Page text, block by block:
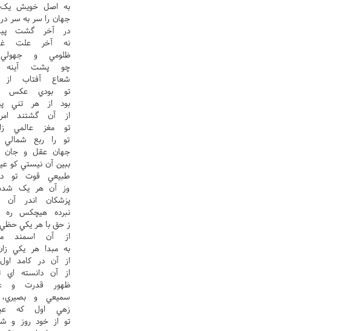
به اصل خويش يک
جهان را سر به سر
در آخر گشت
نه آخر علت
ظلومي و
چو پشت آينه
شعاع آفتاب از
تو بودي عکس
بود از هر تني
از آن گشتند
تو مغز عالمي
تو را ربع
جهان عقل و جان
ببين آن نيستي کو
طبيعي قوت تو
وز آن هر يک
پزشکان اندر آن
نبرده هيچکس ره
ز حق با هر يکي
از آن اسمند
به مبدا هر يکي
از آن در کامد
از آن دانسته اي
ظهور قدرت و
سميعي و
زهي اول که
تو از خود روز و